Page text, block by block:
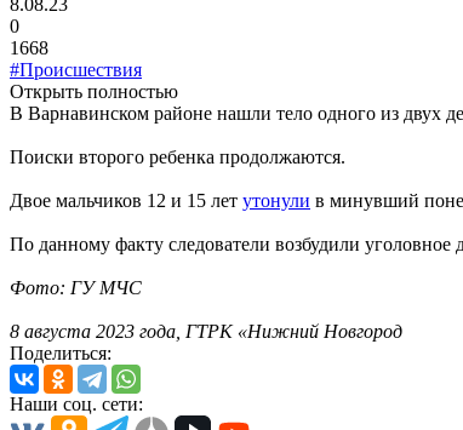
0
1668
#Происшествия
Открыть полностью
В Варнавинском районе нашли тело одного из двух
Поиски второго ребенка продолжаются.
Двое мальчиков 12 и 15 лет утонули в минувший
По данному факту следователи возбудили
Фото: ГУ МЧС
8 августа 2023 года, ГТРК «Нижний Новгород
Поделиться:
Наши соц. сети: